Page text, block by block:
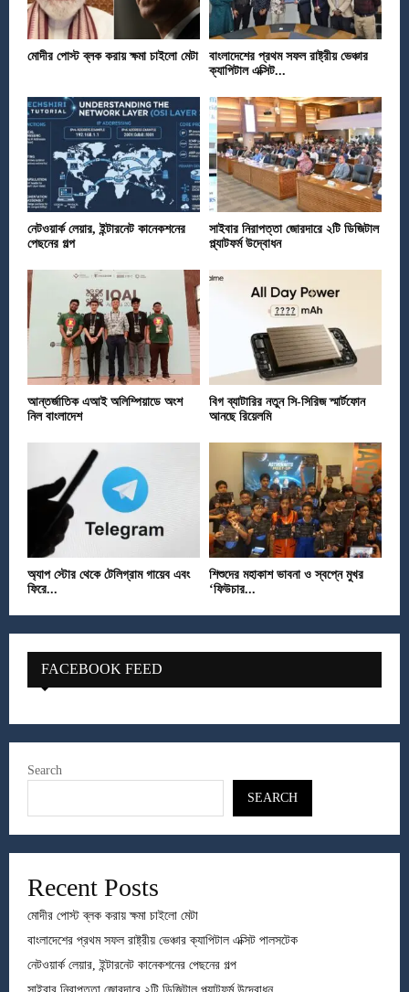
মোদীর পোস্ট ব্লক করায় ক্ষমা চাইলো মেটা
বাংলাদেশের প্রথম সফল রাষ্ট্রীয় ভেঞ্চার
ক্যাপিটাল এক্সিট...
নেটওয়ার্ক লেয়ার, ইন্টারনেট কানেকশনের
পেছনের গল্প
সাইবার নিরাপত্তা জোরদারে ২টি ডিজিটাল
প্ল্যাটফর্ম উদ্বোধন
আন্তর্জাতিক এআই অলিম্পিয়াডে অংশ
নিল বাংলাদেশ
বিগ ব্যাটারির নতুন সি-সিরিজ স্মার্টফোন
আনছে রিয়েলমি
অ্যাপ স্টোর থেকে টেলিগ্রাম গায়েব এবং
ফিরে...
শিশুদের মহাকাশ ভাবনা ও স্বপ্নে মুখর
‘ফিউচার...
FACEBOOK FEED
Search
SEARCH
Recent Posts
মোদীর পোস্ট ব্লক করায় ক্ষমা চাইলো মেটা
বাংলাদেশের প্রথম সফল রাষ্ট্রীয় ভেঞ্চার ক্যাপিটাল এক্সিট পালসটেক
নেটওয়ার্ক লেয়ার, ইন্টারনেট কানেকশনের পেছনের গল্প